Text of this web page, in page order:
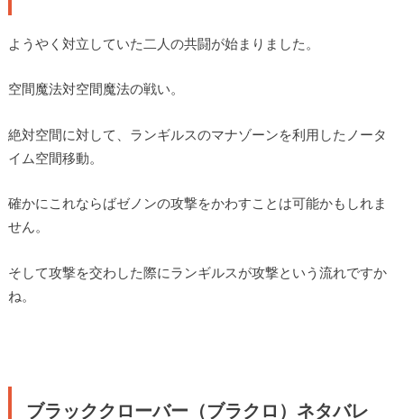
ようやく対立していた二人の共闘が始まりました。
空間魔法対空間魔法の戦い。
絶対空間に対して、ランギルスのマナゾーンを利用したノータ
イム空間移動。
確かにこれならばゼノンの攻撃をかわすことは可能かもしれま
せん。
そして攻撃を交わした際にランギルスが攻撃という流れですか
ね。
ブラッククローバー（ブラクロ）ネタバレ